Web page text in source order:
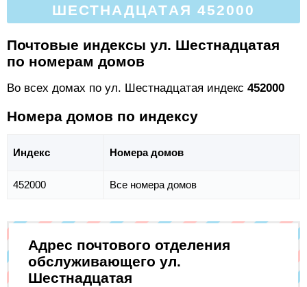
ШЕСТНАДЦАТАЯ 452000
Почтовые индексы ул. Шестнадцатая
по номерам домов
Во всех домах по ул. Шестнадцатая индекс 452000
Номера домов по индексу
Индекс Номера домов
452000 Все номера домов
Адрес почтового отделения
обслуживающего ул.
Шестнадцатая